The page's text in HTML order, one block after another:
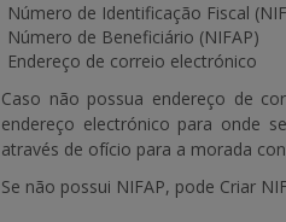
Número de Identificação Fiscal
Número de Beneficiário (NIFAP)
Endereço de correio electrónico
Caso não possua endereço de
endereço electrónico para onde
através de ofício para a morada
Se não possui NIFAP, pode Criar